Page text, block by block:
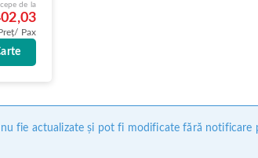
de la
Preț/ Pax
fie actualizate și pot fi modificate fără notificare